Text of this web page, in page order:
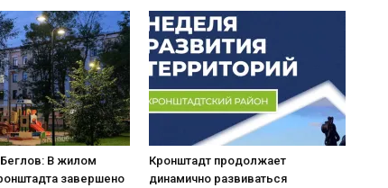
В жилом
завершено
Кронштадт продолжает
динамично развиваться